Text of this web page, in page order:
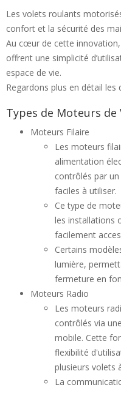
Les volets roulants
confort et la sécurité des
Au cœur de cette
offrent une simplicité
espace de vie.
Regardons plus en détail
Types de Moteurs de
Moteurs Filaire
Les moteurs
alimentation
contrôlés par
faciles à utiliser.
Ce type de
les installations
facilement
Certains
lumière,
fermeture en
Moteurs Radio
Les moteurs
contrôlés via
mobile. Cette
flexibilité
plusieurs volets
La